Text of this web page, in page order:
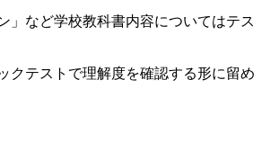
」など学校教科書内容についてはテス
クテストで理解度を確認する形に留め